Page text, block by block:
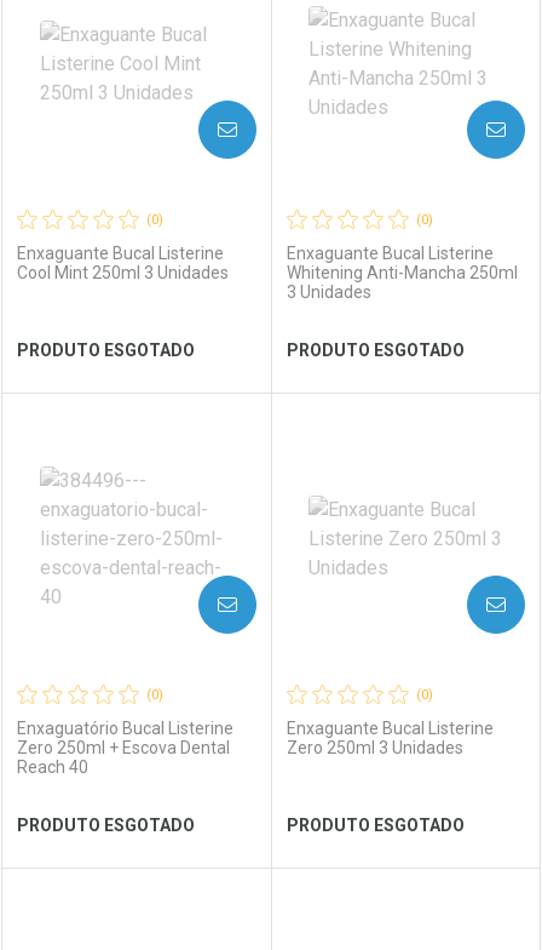
Laboratório
Ver Desconto Convênio
Por Menos Laboratório
Ver Desconto Convênio
Por Menos
(0)
Enxaguante Bucal Listerine
Cool Mint 250ml 3 Unidades
PRODUTO ESGOTADO
AVISE-ME
Laboratório
Ver Desconto Convênio
Por Menos
(0)
Enxaguante Bucal Listerine
Whitening Anti-Mancha 250ml
3 Unidades
PRODUTO ESGOTADO
AVISE-ME
Laboratório
Ver Desconto Convênio
Por Menos
(0)
Enxaguatório Bucal Listerine
Zero 250ml + Escova Dental
Reach 40
PRODUTO ESGOTADO
AVISE-ME
(0)
Enxaguante Bucal Listerine
Zero 250ml 3 Unidades
PRODUTO ESGOTADO
AVISE-ME